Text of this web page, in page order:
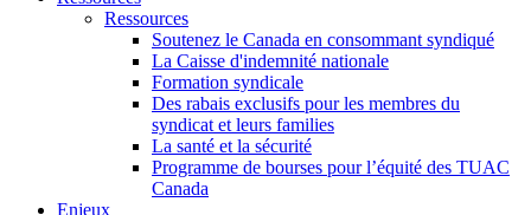
Ressources
Soutenez le Canada en consommant syndiqué
La Caisse d'indemnité nationale
Formation syndicale
Des rabais exclusifs pour les membres du
syndicat et leurs families
La santé et la sécurité
Programme de bourses pour l’équité des TUAC
Canada
Enjeux